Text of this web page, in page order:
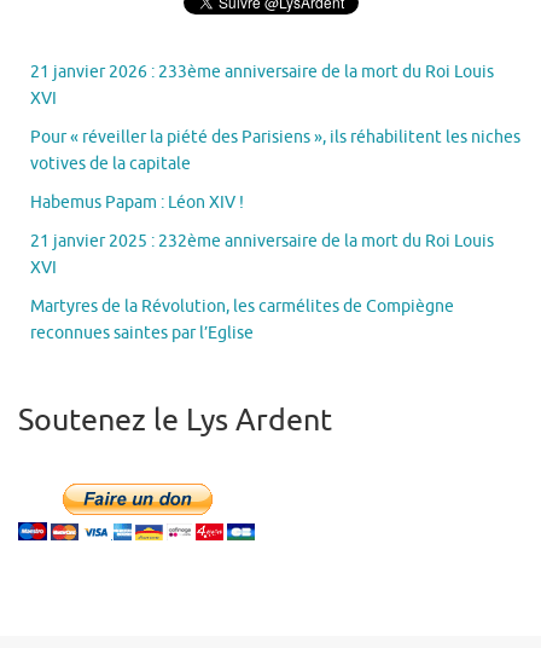
21 janvier 2026 : 233ème anniversaire de la mort du Roi Louis
XVI
Pour « réveiller la piété des Parisiens », ils réhabilitent les niches
votives de la capitale
Habemus Papam : Léon XIV !
21 janvier 2025 : 232ème anniversaire de la mort du Roi Louis
XVI
Martyres de la Révolution, les carmélites de Compiègne
reconnues saintes par l’Eglise
Soutenez le Lys Ardent